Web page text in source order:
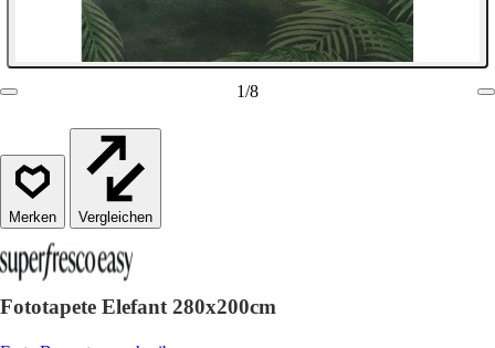
1/8
Vergleichen
Fototapete Elefant 280x200cm